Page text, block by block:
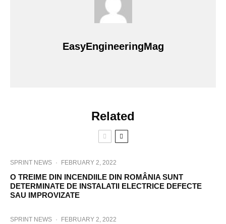
EasyEngineeringMag
Related
SPRINT NEWS · FEBRUARY 2, 2022
O TREIME DIN INCENDIILE DIN ROMÂNIA SUNT
DETERMINATE DE INSTALATII ELECTRICE DEFECTE
SAU IMPROVIZATE
SPRINT NEWS · FEBRUARY 2, 2022